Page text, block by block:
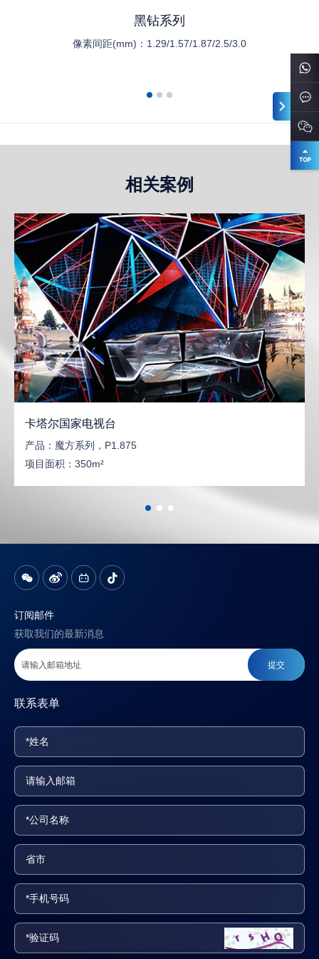
黑钻系列
像素间距(mm)： 1.29/1.57/1.87/2.5/3.0
相关案例
卡塔尔国家电视台
产品： 魔方系列，P1.875
项目面积： 350m²
联系表单
订阅邮件
获取我们的最新消息
提交